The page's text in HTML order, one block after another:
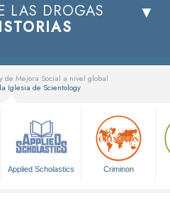
LAS DROGAS
de Mejora Social a nivel global
Iglesia de Scientology
Applied Scholastics Criminon